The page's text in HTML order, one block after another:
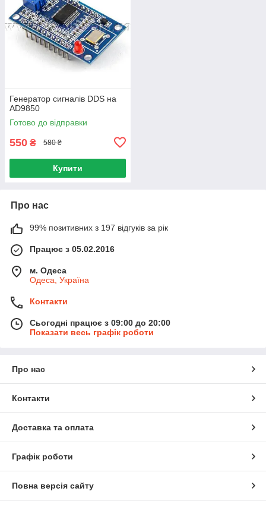
Генератор сигналів DDS на
AD9850
Готово до відправки
550 ₴ 580 ₴
Купити
Про нас
99% позитивних з 197 відгуків за рік
Працює з 05.02.2016
м. Одеса
Одеса, Україна
Контакти
Сьогодні працює з 09:00 до 20:00
Показати весь графік роботи
Про нас
Контакти
Доставка та оплата
Графік роботи
Повна версія сайту